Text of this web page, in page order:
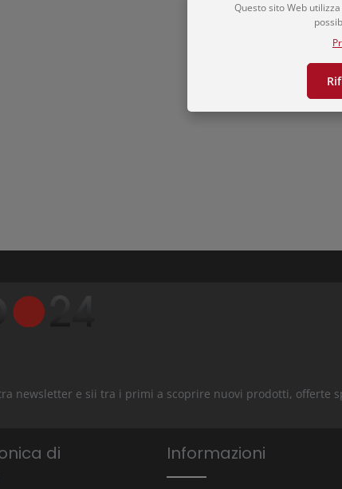
newsletter e sii tra i primi a scoprire nuovi prodotti, offerte
di
Informazioni
Questo sito Web